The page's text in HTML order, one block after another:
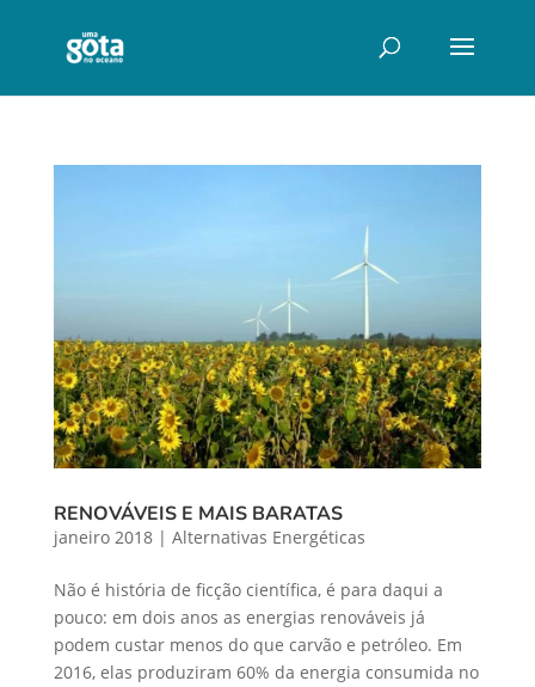
RENOVÁVEIS E MAIS BARATAS
janeiro 2018| Alternativas Energéticas
Não é história de ficção científica, é para daqui a
pouco: em dois anos as energias renováveis já
podem custar menos do que carvão e petróleo. Em
2016, elas produziram 60% da energia consumida no